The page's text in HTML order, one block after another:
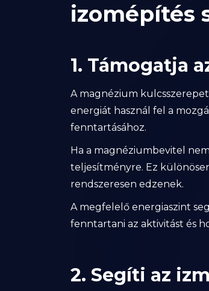
izomépítés
1. Támogatja
A magnézium
energiát használ fel a
fenntartásához.
Ha a magnéziumbevitel
teljesítményre. Ez
rendszeresen edzenek.
A megfelelő energiaszint
fenntartani az aktivitást és
2. Segíti az